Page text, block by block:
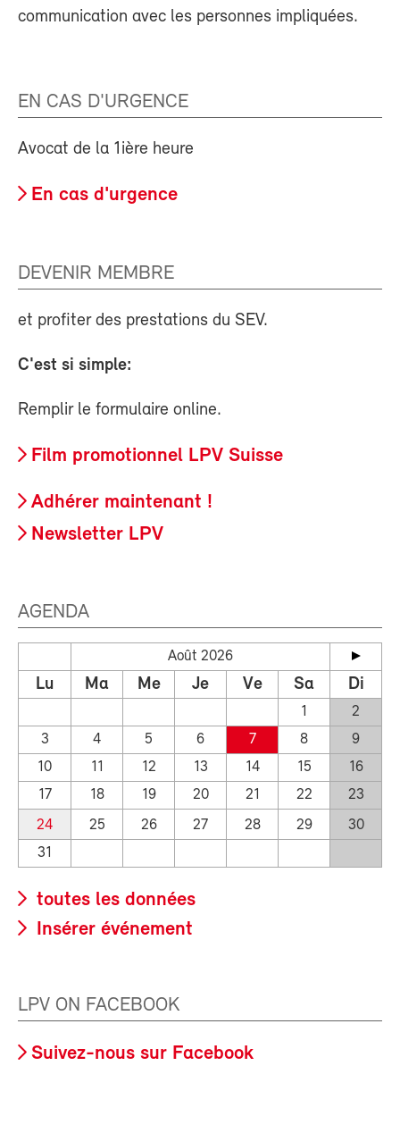
communication avec les personnes impliquées.
EN CAS D'URGENCE
Avocat de la 1ière heure
En cas d'urgence
DEVENIR MEMBRE
et profiter des prestations du SEV.
C'est si simple:
Remplir le formulaire online.
Film promotionnel LPV Suisse
Adhérer maintenant !
Newsletter LPV
AGENDA
Août 2026
Lu Ma Me Je Ve Sa Di
1
2
3
4 5 6 7 8
9
10
11 12 13 14 15
16
17
18 19 20 21 22
23
24
25 26 27 28 29
30
31
toutes les données
Insérer événement
LPV ON FACEBOOK
Suivez-nous sur Facebook